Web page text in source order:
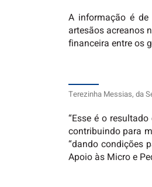
A informação é de
artesãos acreanos
financeira entre os
Terezinha Messias, da
“Esse é o
contribuindo para
“dando condições
Apoio às Micro e